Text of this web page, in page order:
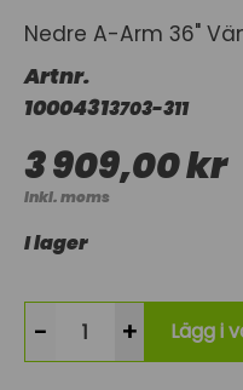
Nedre A-Arm 36"
Artnr.
10004313703-311
3 909,00 kr
Inkl. moms
I lager
- + Lägg i